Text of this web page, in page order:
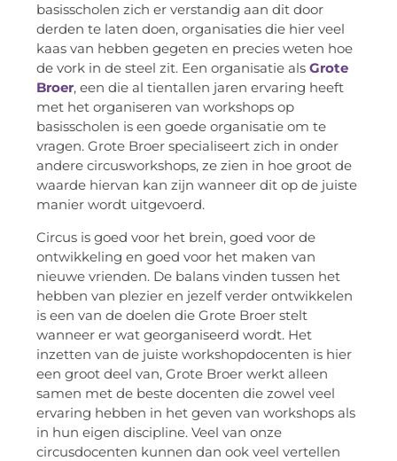
basisscholen zich er verstandig aan dit door
derden te laten doen, organisaties die hier veel
kaas van hebben gegeten en precies weten hoe
de vork in de steel zit. Een organisatie als Grote
Broer, een die al tientallen jaren ervaring heeft
met het organiseren van workshops op
basisscholen is een goede organisatie om te
vragen. Grote Broer specialiseert zich in onder
andere circusworkshops, ze zien in hoe groot de
waarde hiervan kan zijn wanneer dit op de juiste
manier wordt uitgevoerd.
Circus is goed voor het brein, goed voor de
ontwikkeling en goed voor het maken van
nieuwe vrienden. De balans vinden tussen het
hebben van plezier en jezelf verder ontwikkelen
is een van de doelen die Grote Broer stelt
wanneer er wat georganiseerd wordt. Het
inzetten van de juiste workshopdocenten is hier
een groot deel van, Grote Broer werkt alleen
samen met de beste docenten die zowel veel
ervaring hebben in het geven van workshops als
in hun eigen discipline. Veel van onze
circusdocenten kunnen dan ook veel vertellen